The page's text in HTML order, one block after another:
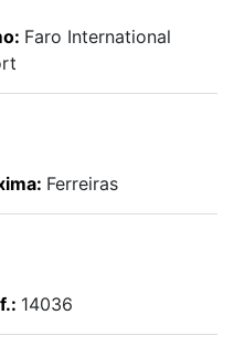
Faro International
Ferreiras
14036